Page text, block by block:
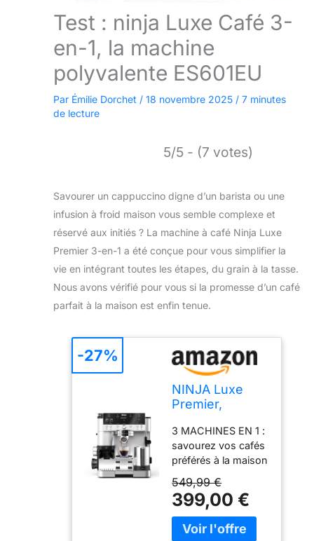
Test : ninja Luxe Café 3-
en-1, la machine
polyvalente ES601EU
Par Émilie Dorchet / 18 novembre 2025 / 7 minutes
de lecture
5/5 - (7 votes)
Savourer un cappuccino digne d’un barista ou une
infusion à froid maison vous semble complexe et
réservé aux initiés ? La machine à café Ninja Luxe
Premier 3-en-1 a été conçue pour vous simplifier la
vie en intégrant toutes les étapes, du grain à la tasse.
Nous avons vérifié pour vous si la promesse d’un café
parfait à la maison est enfin tenue.
NINJA Luxe
Premier,
a grain barista 3
en 1 ES601EU
3 MACHINES EN 1 :
savourez vos cafés
préférés à la maison
à espresso, à
infusion à froid et à
café filtre 3-en-1.
Elle inclut
549,99 €
399,00 €
-27%